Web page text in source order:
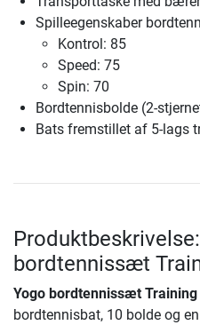
Spilleegenskaber
Kontrol: 85
Speed: 75
Spin: 70
Bordtennisbolde (2-
Bats fremstillet af 5-lags
bordtennissæt
Yogo bordtennissæt Training
bordtennisbat, 10 bolde og